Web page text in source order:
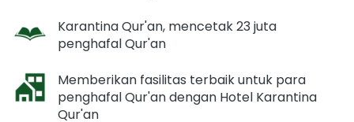
Karantina Qur'an, mencetak 23 juta
penghafal Qur'an
Memberikan fasilitas terbaik untuk para
penghafal Qur'an dengan Hotel Karantina
Qur'an